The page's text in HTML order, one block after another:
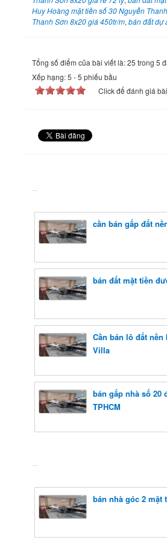
Huy Hoàng mặt tiền số 30 Nguyễn
Thanh Sơn 8x20 giá 450tr/m, bán đất dự
Tổng số điểm của bài viết là: 25 trong 5
Xếp hạng:5 -5 phiếu bầu
Click để đánh giá
cần bán gấp đất
bán đất mặt tiền
Cần bán lô đất
Villa
bán gấp nhà số 20
TPHCM
bán nhà góc 2 mặt